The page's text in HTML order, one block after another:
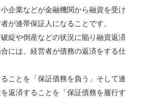
企業などが金融機関から融資を受け
が連帯保証人になることです。
綻や倒産などの状況に陥り融資返済
には、経営者が債務の返済をする仕
ことを「保証債務を負う」そして連
返済することを「保証債務を履行す